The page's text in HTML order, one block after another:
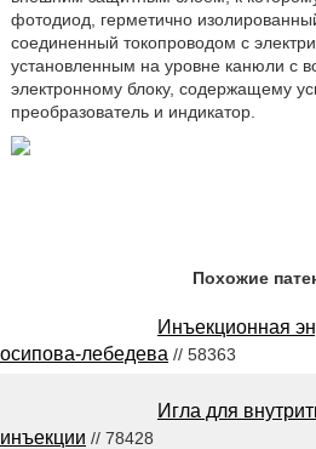
фотодиод, герметично
соединенный токопроводом с
установленным на уровне канюли с
электронному блоку, содержащему
преобразователь и индикатор.
Похожие
Инъекционная
осипова-лебедева // 58363
Игла для
инъекции // 78428